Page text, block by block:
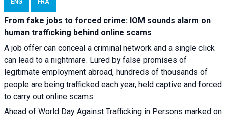
From fake jobs to forced crime: IOM sounds alarm on
human trafficking behind online scams
A job offer can conceal a criminal network and a single click
can lead to a nightmare. Lured by false promises of
legitimate employment abroad, hundreds of thousands of
people are being trafficked each year, held captive and forced
to carry out online scams.
Ahead of World Day Against Trafficking in Persons marked on